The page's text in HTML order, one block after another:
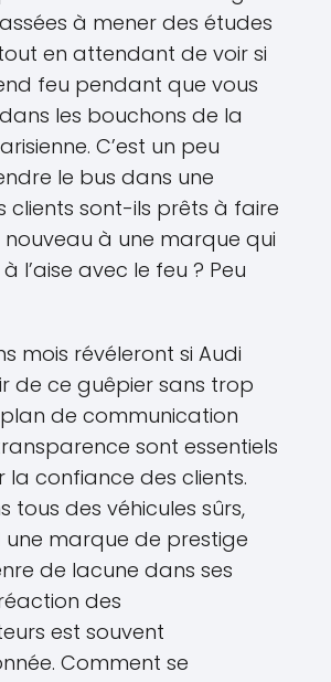
à mener des études
en attendant de voir si
feu pendant que vous
les bouchons de la
C’est un peu
le bus dans une
clients sont-ils prêts à faire
à une marque qui
l’aise avec le feu ? Peu
mois révéleront si Audi
de ce guêpier sans trop
plan de communication
sont essentiels
la confiance des clients.
tous des véhicules sûrs,
marque de prestige
de lacune dans ses
des
est souvent
Comment se